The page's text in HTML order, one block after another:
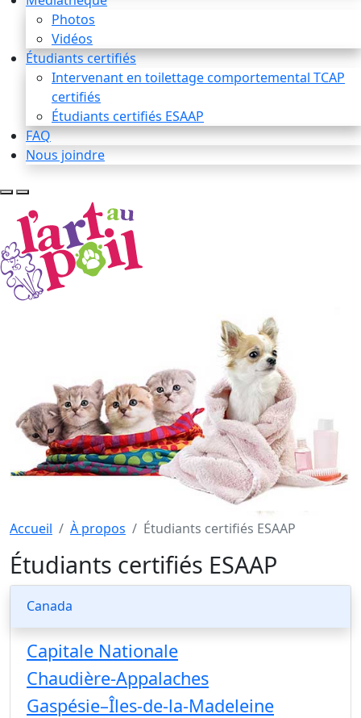
Photos
Vidéos
Étudiants certifiés
Intervenant en toilettage comportemental TCAP
certifiés
Étudiants certifiés ESAAP
FAQ
Nous joindre
Accueil À propos Étudiants certifiés ESAAP
Étudiants certifiés ESAAP
Canada
Capitale Nationale
Chaudière-Appalaches
Gaspésie–Îles-de-la-Madeleine